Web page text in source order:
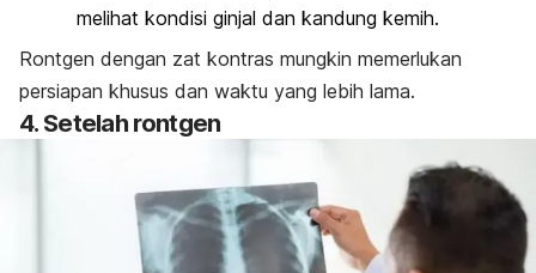
melihat kondisi ginjal dan kandung kemih.
Rontgen dengan zat kontras mungkin memerlukan
persiapan khusus dan waktu yang lebih lama.
4. Setelah rontgen